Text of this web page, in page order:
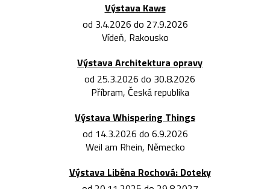
Výstava Kaws
od 3.4.2026 do 27.9.2026
Vídeň, Rakousko
Výstava Architektura opravy
od 25.3.2026 do 30.8.2026
Příbram, Česká republika
Výstava Whispering Things
od 14.3.2026 do 6.9.2026
Weil am Rhein, Německo
Výstava Liběna Rochová: Doteky